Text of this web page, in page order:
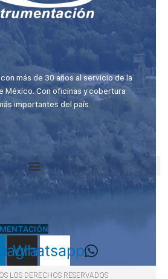
más de 30 años al servicio de la
México. Con oficinas y cobertura
importantes del país.
Whatsapp
LOS DERECHOS RESERVADOS